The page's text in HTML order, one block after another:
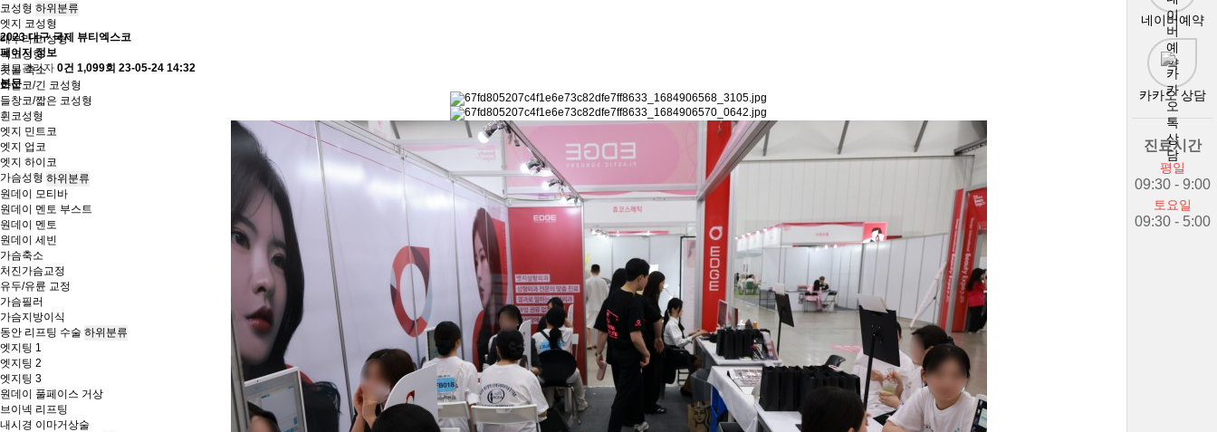
코성형 하위분류
엣지 코성형
매부리코 성형
복코성형
콧볼 축소
화살코/긴 코성형
들창코/짧은 코성형
휜코성형
엣지 민트코
엣지 업코
엣지 하이코
가슴성형 하위분류
원데이 모티바
원데이 멘토 부스트
원데이 멘토
원데이 세빈
가슴축소
처진가슴교정
유두/유륜 교정
가슴필러
가슴지방이식
동안 리프팅 수술 하위분류
엣지팅 1
엣지팅 2
엣지팅 3
원데이 풀페이스 거상
브이넥 리프팅
내시경 이마거상술
2023 대구 국제 뷰티엑스코
페이지 정보
최고관리자 0건 1,099회 23-05-24 14:32
본문
네이버예약
카카오 상담
진료시간
평일
09:30 - 9:00
토요일
09:30 - 5:00